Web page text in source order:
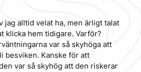
jag alltid velat ha, men ärligt talat
klicka hem tidigare. Varför?
var så skyhöga att
besviken. Kanske för att
var så skyhög att den riskerar